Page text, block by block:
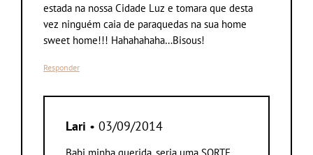
estada na nossa Cidade Luz e tomara que desta
vez ninguém caia de paraquedas na sua home
sweet home!!! Hahahahaha…Bisous!
Responder
Lari • 03/09/2014